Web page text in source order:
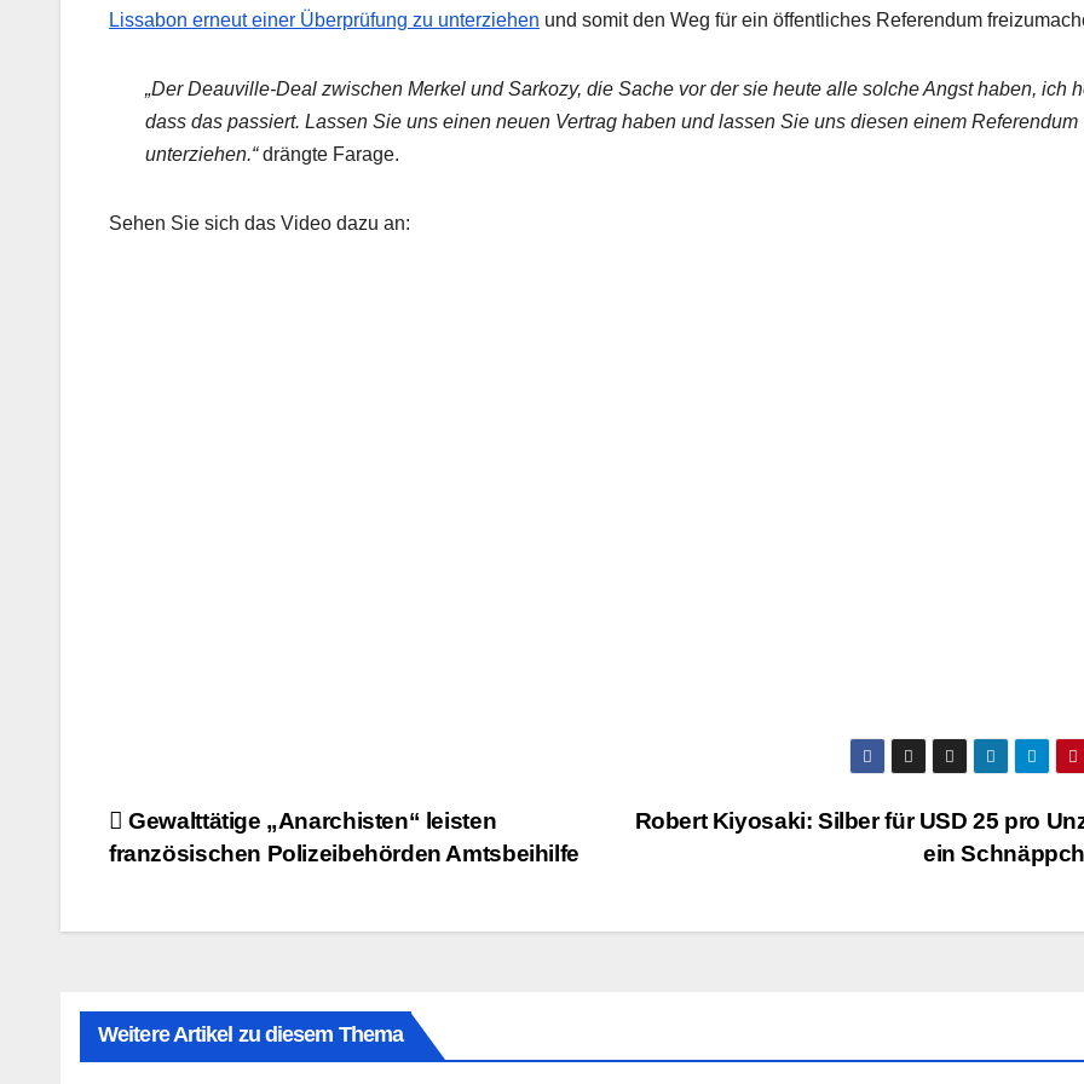
Lissabon erneut einer Überprüfung zu unterziehen und somit den Weg für ein öffentliches Referendum
„Der Deauville-Deal zwischen Merkel und Sarkozy, die Sache vor der sie heute alle solche Angst haben, ich
dass das passiert. Lassen Sie uns einen neuen Vertrag haben und lassen Sie uns diesen einem Referendum
unterziehen.“drängte Farage.
Sehen Sie sich das Video dazu an:
Beitragsnavigation
Robert Kiyosaki: Silber für USD 25 pro
ein
Gewalttätige „Anarchisten“ leisten
französischen Polizeibehörden Amtsbeihilfe
Weitere Artikel zu diesem Thema